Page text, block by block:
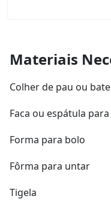
Materiais
Colher de pau ou
Faca ou espátula
Forma para bolo
Fôrma para untar
Tigela